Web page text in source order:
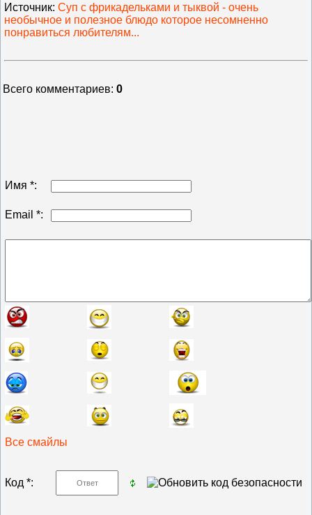
Источник: Суп с фрикадельками и тыквой - очень
необычное и полезное блюдо которое несомненно
понравиться любителям...
Всего комментариев: 0
Имя *:
Email *:
Все смайлы
Код *: